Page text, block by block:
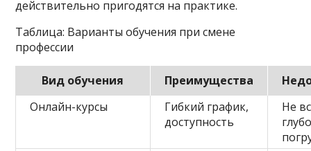
действительно пригодятся на практике.
Таблица: Варианты обучения при смене
профессии
Вид обучения Преимущества
Онлайн-курсы
Гибкий график,
доступность
Не